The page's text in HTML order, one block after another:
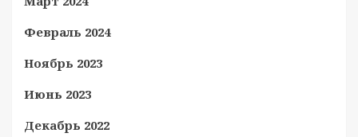
Февраль 2024
Ноябрь 2023
Июнь 2023
Декабрь 2022